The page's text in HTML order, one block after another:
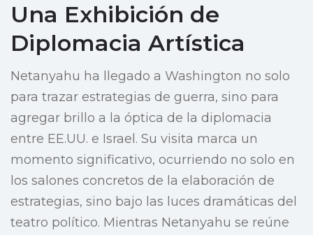
Una Exhibición de
Diplomacia Artística
Netanyahu ha llegado a Washington no solo
para trazar estrategias de guerra, sino para
agregar brillo a la óptica de la diplomacia
entre EE.UU. e Israel. Su visita marca un
momento significativo, ocurriendo no solo en
los salones concretos de la elaboración de
estrategias, sino bajo las luces dramáticas del
teatro político. Mientras Netanyahu se reúne